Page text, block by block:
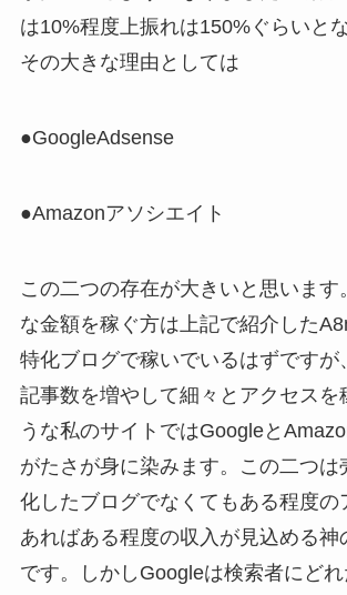
は10%程度上振れは150%ぐらいと
その大きな理由としては
●GoogleAdsense
●Amazonアソシエイト
この二つの存在が大きいと思います
な金額を稼ぐ方は上記で紹介した
特化ブログで稼いでいるはずですが
記事数を増やして細々とアクセスを
うな私のサイトではGoogleと
がたさが身に染みます。この二つは
化したブログでなくてもある程度の
あればある程度の収入が見込める神
です。しかしGoogleは検索者にど